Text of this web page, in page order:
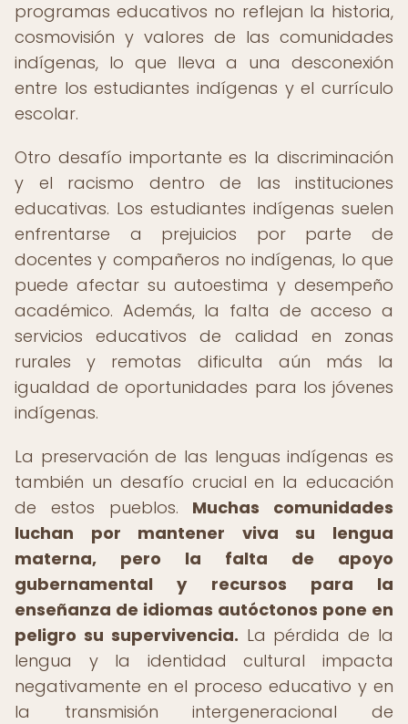
programas educativos no reflejan la historia,
cosmovisión y valores de las comunidades
indígenas, lo que lleva a una desconexión
entre los estudiantes indígenas y el currículo
escolar.
Otro desafío importante es la discriminación
y el racismo dentro de las instituciones
educativas. Los estudiantes indígenas suelen
enfrentarse a prejuicios por parte de
docentes y compañeros no indígenas, lo que
puede afectar su autoestima y desempeño
académico. Además, la falta de acceso a
servicios educativos de calidad en zonas
rurales y remotas dificulta aún más la
igualdad de oportunidades para los jóvenes
indígenas.
La preservación de las lenguas indígenas es
también un desafío crucial en la educación
de estos pueblos. Muchas comunidades
luchan por mantener viva su lengua
materna, pero la falta de apoyo
gubernamental y recursos para la
enseñanza de idiomas autóctonos pone en
peligro su supervivencia. La pérdida de la
lengua y la identidad cultural impacta
negativamente en el proceso educativo y en
la transmisión intergeneracional de